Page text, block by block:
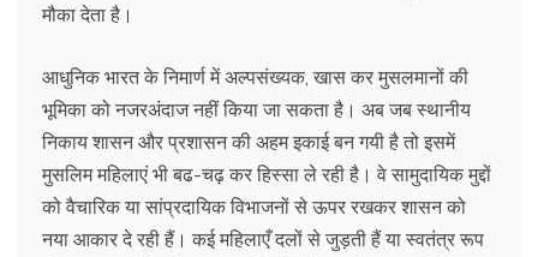
मौका देता है।
आधुनिक भारत के निमार्ण में अल्पसंख्यक, खास कर मुसलमानों की
भूमिका को नजरअंदाज नहीं किया जा सकता है। अब जब स्थानीय
निकाय शासन और प्रशासन की अहम इकाई बन गयी है तो इसमें
मुसलिम महिलाएं भी बढ-चढ़ कर हिस्सा ले रही है। वे सामुदायिक मुद्दों
को वैचारिक या सांप्रदायिक विभाजनों से ऊपर रखकर शासन को
नया आकार दे रही हैं। कई महिलाएँ दलों से जुड़ती हैं या स्वतंत्र रूप